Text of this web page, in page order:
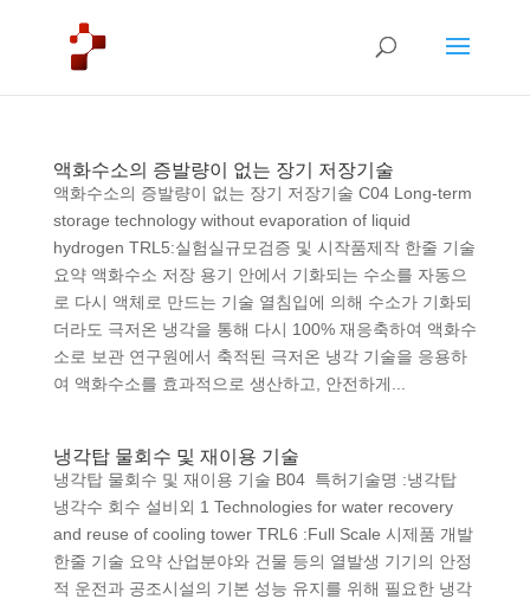
액화수소의 증발량이 없는 장기 저장기술
액화수소의 증발량이 없는 장기 저장기술 C04 Long-term
storage technology without evaporation of liquid
hydrogen TRL5:실험실규모검증 및 시작품제작 한줄 기술
요약 액화수소 저장 용기 안에서 기화되는 수소를 자동으
로 다시 액체로 만드는 기술 열침입에 의해 수소가 기화되
더라도 극저온 냉각을 통해 다시 100% 재응축하여 액화수
소로 보관 연구원에서 축적된 극저온 냉각 기술을 응용하
여 액화수소를 효과적으로 생산하고, 안전하게...
냉각탑 물회수 및 재이용 기술
냉각탑 물회수 및 재이용 기술 B04 특허기술명 :냉각탑
냉각수 회수 설비외 1 Technologies for water recovery
and reuse of cooling tower TRL6 :Full Scale 시제품 개발
한줄 기술 요약 산업분야와 건물 등의 열발생 기기의 안정
적 운전과 공조시설의 기본 성능 유지를 위해 필요한 냉각